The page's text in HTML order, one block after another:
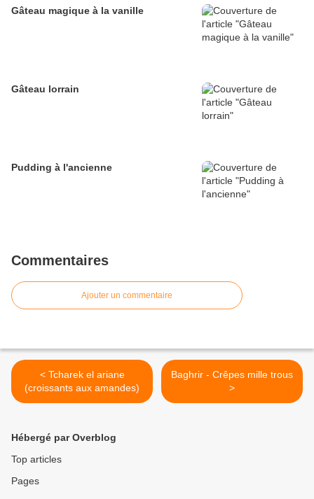
Gâteau magique à la vanille
Gâteau lorrain
Pudding à l'ancienne
Commentaires
Ajouter un commentaire
< Tcharek el ariane
(croissants aux amandes)
Baghrir - Crêpes mille trous
>
Hébergé par Overblog
Top articles
Pages